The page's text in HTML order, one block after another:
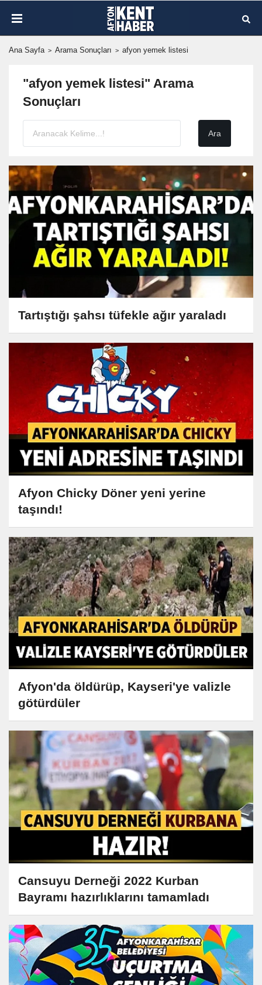
Ana Sayfa Arama Sonuçları afyon yemek listesi
"afyon yemek listesi" Arama
Sonuçları
Tartıştığı şahsı tüfekle ağır yaraladı
Afyon Chicky Döner yeni yerine
taşındı!
Afyon'da öldürüp, Kayseri'ye valizle
götürdüler
Cansuyu Derneği 2022 Kurban
Bayramı hazırlıklarını tamamladı